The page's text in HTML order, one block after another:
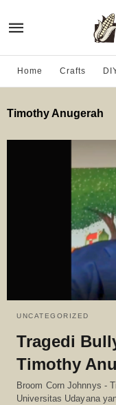
Home Crafts
Timothy Anugerah
UNCATEGORIZED
Tragedi
Timothy
Broom Corn Johnnys -
Universitas Udayana